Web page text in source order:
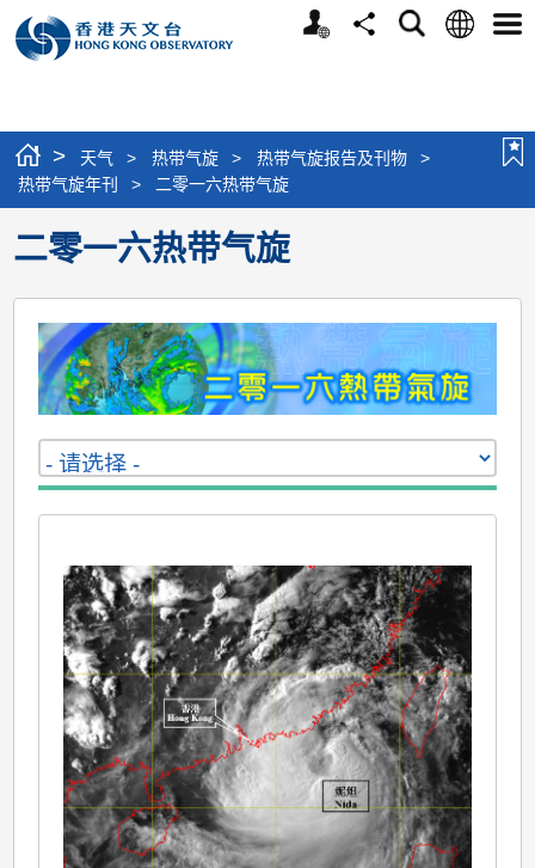
个
分
搜
语
选
> 天气 > 热带气旋 > 热带气旋报告及刊物
>
热带气旋年刊
> 二零一六热带气旋
二零一六热带气旋